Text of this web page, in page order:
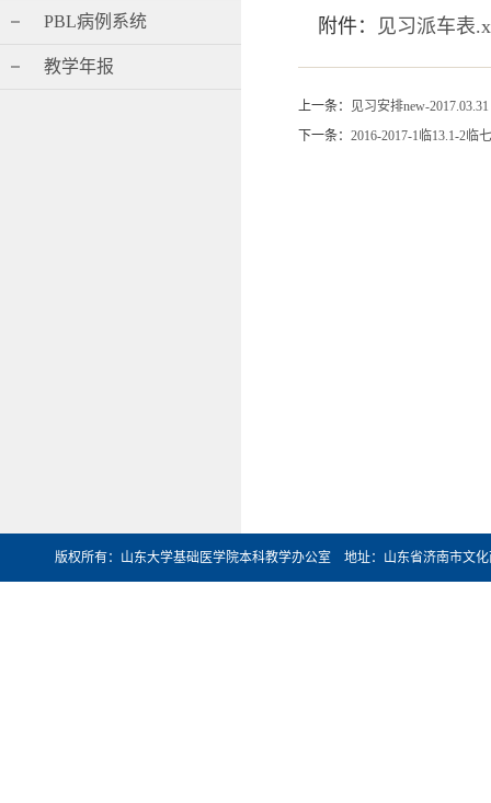
PBL病例系统
教学年报
附件： 见习派车表
上一条：
见习安排new-2017.03.31
下一条： 2016-2017-1临13.1-2临
版权所有：山东大学基础医学院本科教学办公室 地址：山东省济南市文